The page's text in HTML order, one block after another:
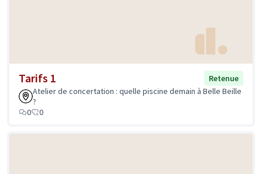
Tarifs 1
Retenue
Atelier de concertation : quelle piscine demain à Belle Beille
?
0
0